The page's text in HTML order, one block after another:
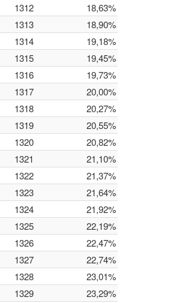
1312 18,63%
1313 18,90%
1314 19,18%
1315 19,45%
1316 19,73%
1317 20,00%
1318 20,27%
1319 20,55%
1320 20,82%
1321 21,10%
1322 21,37%
1323 21,64%
1324 21,92%
1325 22,19%
1326 22,47%
1327 22,74%
1328 23,01%
1329 23,29%